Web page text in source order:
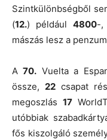
Szintkülönbségből
(12.) például 4800-,
mászás lesz a
A70. Vuelta a
össze,22 csapat
megoszlás 17
utóbbiak
fős kiszolgáló